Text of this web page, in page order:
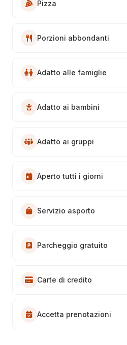
Pizza
Porzioni abbondanti
Adatto alle famiglie
Adatto ai bambini
Adatto ai gruppi
Aperto tutti i giorni
Servizio asporto
Parcheggio gratuito
Carte di credito
Accetta prenotazioni